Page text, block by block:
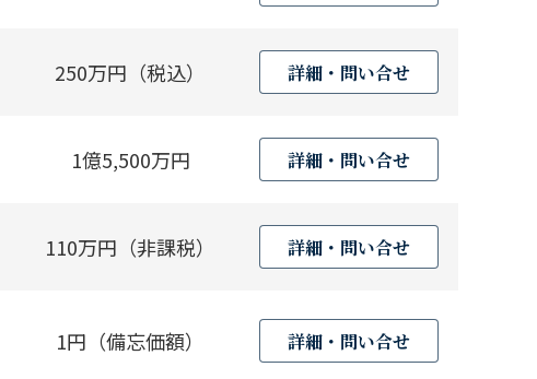
250万円（税込） 詳細・問い合せ
1億5,500万円 詳細・問い合せ
110万円（非課税） 詳細・問い合せ
1円（備忘価額） 詳細・問い合せ